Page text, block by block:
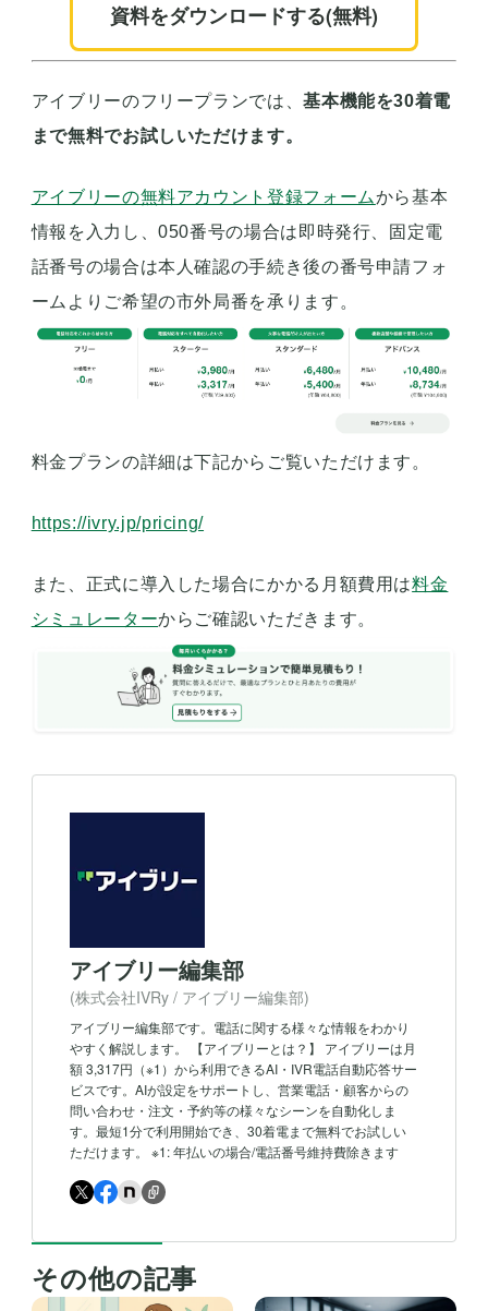
資料をダウンロードする(無料)
アイブリーのフリープランでは、基本機能を30着電
まで無料でお試しいただけます。
アイブリーの無料アカウント登録フォームから基本
情報を入力し、050番号の場合は即時発行、固定電
話番号の場合は本人確認の手続き後の番号申請フォ
ームよりご希望の市外局番を承ります。
料金プランの詳細は下記からご覧いただけます。
https://ivry.jp/pricing/
また、正式に導入した場合にかかる月額費用は料金
シミュレーターからご確認いただきます。
アイブリー編集部
(株式会社IVRy / アイブリー編集部)
アイブリー編集部です。電話に関する様々な情報をわかり
やすく解説します。 【アイブリーとは？】 アイブリーは月
額 3,317円（※1）から利用できるAI・IVR電話自動応答サー
ビスです。AIが設定をサポートし、営業電話・顧客からの
問い合わせ・注文・予約等の様々なシーンを自動化しま
す。最短1分で利用開始でき、30着電まで無料でお試しい
ただけます。 ※1: 年払いの場合/電話番号維持費除きます
その他の記事